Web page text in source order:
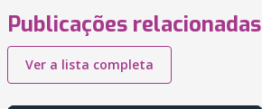
Publicações relacionadas
Ver a lista completa